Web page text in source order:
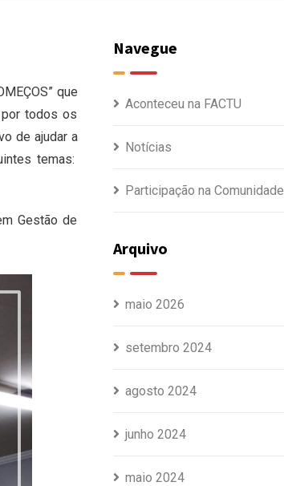
que
todos os
de ajudar a
temas:
Gestão de
Navegue
Aconteceu na FACTU
Notícias
Participação na Comunidade
Arquivo
maio 2026
setembro 2024
agosto 2024
junho 2024
maio 2024